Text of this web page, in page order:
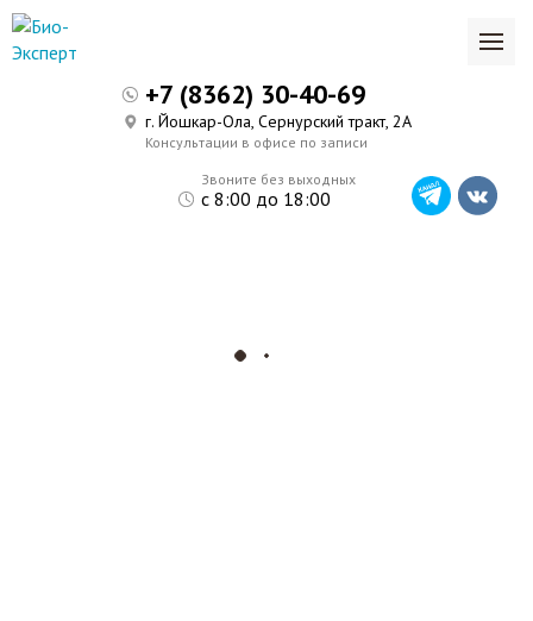
Звоните без выходных
с 8:00 до 18:00
+7 (8362) 30-40-69
г. Йошкар-Ола, Сернурский тракт, 2А
Консультации в офисе по записи